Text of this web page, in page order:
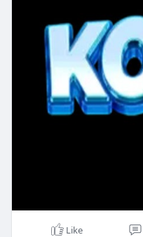
Like